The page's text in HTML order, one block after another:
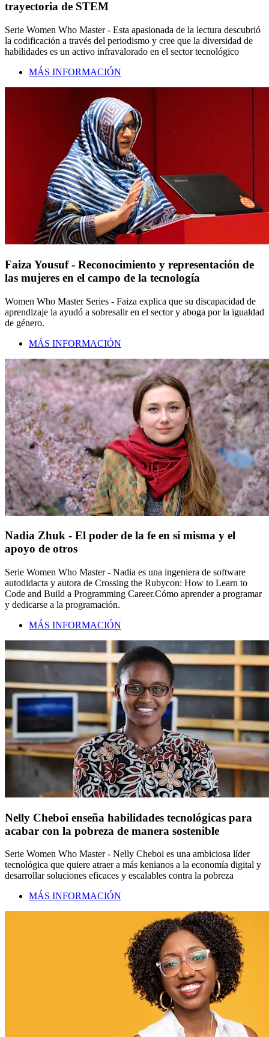
trayectoria de STEM
Serie Women Who Master - Esta apasionada de la lectura descubrió
la codificación a través del periodismo y cree que la diversidad de
habilidades es un activo infravalorado en el sector tecnológico
MÁS INFORMACIÓN
Faiza Yousuf - Reconocimiento y representación de
las mujeres en el campo de la tecnología
Women Who Master Series - Faiza explica que su discapacidad de
aprendizaje la ayudó a sobresalir en el sector y aboga por la igualdad
de género.
MÁS INFORMACIÓN
Nadia Zhuk - El poder de la fe en sí misma y el
apoyo de otros
Serie Women Who Master - Nadia es una ingeniera de software
autodidacta y autora de Crossing the Rubycon: How to Learn to
Code and Build a Programming Career.Cómo aprender a programar
y dedicarse a la programación.
MÁS INFORMACIÓN
Nelly Cheboi enseña habilidades tecnológicas para
acabar con la pobreza de manera sostenible
Serie Women Who Master - Nelly Cheboi es una ambiciosa líder
tecnológica que quiere atraer a más kenianos a la economía digital y
desarrollar soluciones eficaces y escalables contra la pobreza
MÁS INFORMACIÓN